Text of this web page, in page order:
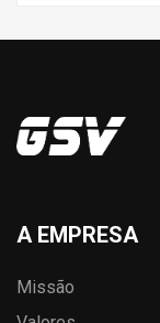
A EMPRESA
Missão